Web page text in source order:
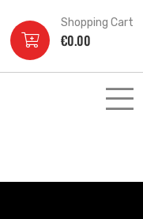
Shopping Cart
€0.00